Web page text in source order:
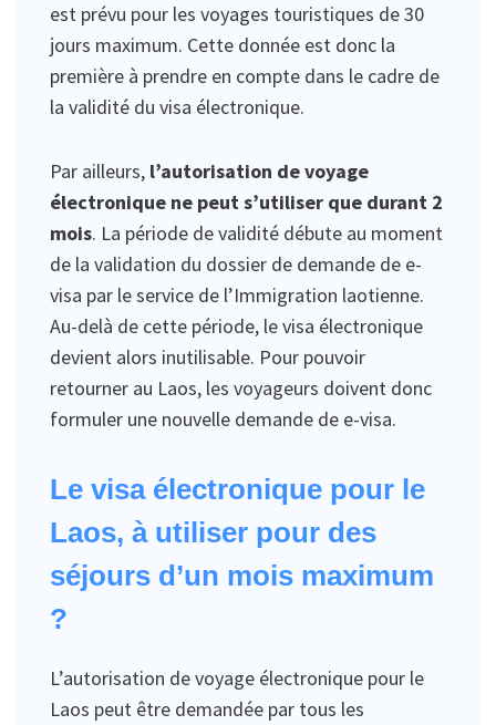
est prévu pour les voyages touristiques de 30
jours maximum. Cette donnée est donc la
première à prendre en compte dans le cadre de
la validité du visa électronique.
Par ailleurs, l’autorisation de voyage
électronique ne peut s’utiliser que durant 2
mois. La période de validité débute au moment
de la validation du dossier de demande de e-
visa par le service de l’Immigration laotienne.
Au-delà de cette période, le visa électronique
devient alors inutilisable. Pour pouvoir
retourner au Laos, les voyageurs doivent donc
formuler une nouvelle demande de e-visa.
Le visa électronique pour le
Laos, à utiliser pour des
séjours d’un mois maximum
?
L’autorisation de voyage électronique pour le
Laos peut être demandée par tous les